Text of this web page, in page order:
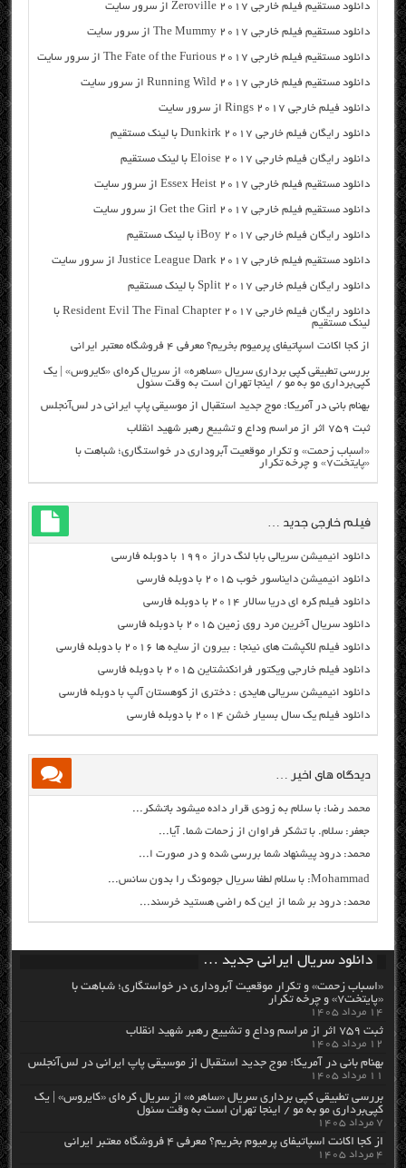
دانلود مستقیم فیلم خارجی Zeroville 2017 از سرور سایت
دانلود مستقیم فیلم خارجی The Mummy 2017 از سرور سایت
دانلود مستقیم فیلم خارجی The Fate of the Furious 2017 از سرور سایت
دانلود مستقیم فیلم خارجی Running Wild 2017 از سرور سایت
دانلود فیلم خارجی Rings 2017 از سرور سایت
دانلود رایگان فیلم خارجی Dunkirk 2017 با لینک مستقیم
دانلود رایگان فیلم خارجی Eloise 2017 با لینک مستقیم
دانلود مستقیم فیلم خارجی Essex Heist 2017 از سرور سایت
دانلود مستقیم فیلم خارجی Get the Girl 2017 از سرور سایت
دانلود رایگان فیلم خارجی iBoy 2017 با لینک مستقیم
دانلود مستقیم فیلم خارجی Justice League Dark 2017 از سرور سایت
دانلود رایگان فیلم خارجی Split 2017 با لینک مستقیم
دانلود رایگان فیلم خارجی Resident Evil The Final Chapter 2017 با
لینک مستقیم
از کجا اکانت اسپاتیفای پرمیوم بخریم؟ معرفی ۴ فروشگاه معتبر ایرانی
بررسی تطبیقی کپی برداری سریال «ساهره» از سریال کره‌ای «کایروس» | یک
کپی‌برداری مو به مو / اینجا تهران است به وقت سئول
بهنام بانی در آمریکا: موج جدید استقبال از موسیقی پاپ ایرانی در لس‌آنجلس
ثبت ۷۵۹ اثر از مراسم وداع و تشییع رهبر شهید انقلاب
«اسباب زحمت» و تکرار موقعیت آبروداری در خواستگاری؛ شباهت با
«پایتخت۷» و چرخه تکرار
فیلم خارجی جدید …
دانلود انیمیشن سریالی بابا لنگ دراز ۱۹۹۰ با دوبله فارسی
دانلود انیمیشن دایناسور خوب ۲۰۱۵ با دوبله فارسی
دانلود فیلم کره ای دریا سالار ۲۰۱۴ با دوبله فارسی
دانلود سریال آخرین مرد روی زمین ۲۰۱۵ با دوبله فارسی
دانلود فیلم لاکپشت های نینجا : بیرون از سایه ها ۲۰۱۶ با دوبله فارسی
دانلود فیلم خارجی ویکتور فرانکنشتاین ۲۰۱۵ با دوبله فارسی
دانلود انیمیشن سریالی هایدی : دختری از کوهستان آلپ با دوبله فارسی
دانلود فیلم یک سال بسیار خشن ۲۰۱۴ با دوبله فارسی
دیدگاه های اخیر …
محمد رضا: با سلام به زودی قرار داده میشود باتشکر...
جعفر: سلام. با تشکر فراوان از زحمات شما. آیا...
محمد: درود پیشنهاد شما بررسی شده و در صورت ا...
Mohammad: با سلام لطفا سریال جومونگ را بدون سانس...
محمد: درود بر شما از این که راضی هستید خرسند...
دانلود سریال ایرانی جدید …
«اسباب زحمت» و تکرار موقعیت آبروداری در خواستگاری؛ شباهت با
«پایتخت۷» و چرخه تکرار
۱۴ مرداد ۱۴۰۵
ثبت ۷۵۹ اثر از مراسم وداع و تشییع رهبر شهید انقلاب
۱۲ مرداد ۱۴۰۵
بهنام بانی در آمریکا: موج جدید استقبال از موسیقی پاپ ایرانی در لس‌آنجلس
۱۱ مرداد ۱۴۰۵
بررسی تطبیقی کپی برداری سریال «ساهره» از سریال کره‌ای «کایروس» | یک
کپی‌برداری مو به مو / اینجا تهران است به وقت سئول
۷ مرداد ۱۴۰۵
از کجا اکانت اسپاتیفای پرمیوم بخریم؟ معرفی ۴ فروشگاه معتبر ایرانی
۴ مرداد ۱۴۰۵